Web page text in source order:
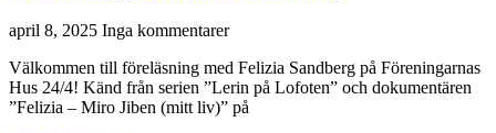
april 8, 2025 Inga kommentarer
Välkommen till föreläsning med Felizia Sandberg på Föreningarnas
Hus 24/4! Känd från serien ”Lerin på Lofoten” och dokumentären
”Felizia – Miro Jiben (mitt liv)” på